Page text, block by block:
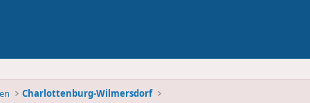
Charlottenburg-Wilmersdorf